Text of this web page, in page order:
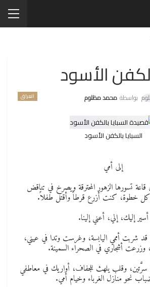
الأسود
العراق بواسطة محمد مظلوم
السبايا بالكفن الأسود
إلى أمي
تسورها الزهور المحترقة ويصرخ في تناقض
كل خطوة، كنت أزرع قرطاً وأقتل طفلاً.
أسير إليك، إلي، أعني إلينا.
شربت أممي اليابسة، وغرست وتدا في عيني،
وزرعت أشجاري في الصحراء السمينة.
سرَّتين، وقلب يلهث للجفاف، أواريك في معاطفي
نحو منازل الغرباء وخيام أمي.